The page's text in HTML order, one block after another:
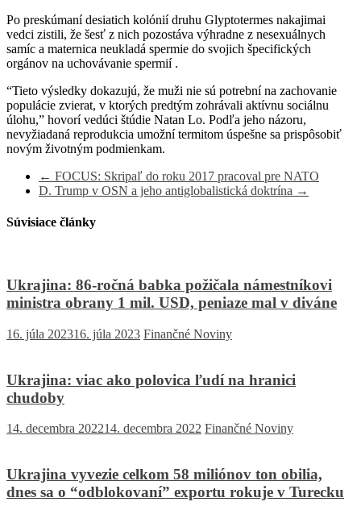
Po preskúmaní desiatich kolónií druhu Glyptotermes nakajimai
vedci zistili, že šesť z nich pozostáva výhradne z nesexuálnych
samíc a maternica neukladá spermie do svojich špecifických
orgánov na uchovávanie spermií .
“Tieto výsledky dokazujú, že muži nie sú potrební na zachovanie
populácie zvierat, v ktorých predtým zohrávali aktívnu sociálnu
úlohu,” hovorí vedúci štúdie Natan Lo. Podľa jeho názoru,
nevyžiadaná reprodukcia umožní termitom úspešne sa prispôsobiť
novým životným podmienkam.
← FOCUS: Skripaľ do roku 2017 pracoval pre NATO
D. Trump v OSN a jeho antiglobalistická doktrína →
Súvisiace články
Ukrajina: 86-ročná babka požičala námestníkovi
ministra obrany 1 mil. USD, peniaze mal v diváne
16. júla 202316. júla 2023 Finančné Noviny
Ukrajina: viac ako polovica ľudí na hranici
chudoby
14. decembra 202214. decembra 2022 Finančné Noviny
Ukrajina vyvezie celkom 58 miliónov ton obilia,
dnes sa o “odblokovaní” exportu rokuje v Turecku